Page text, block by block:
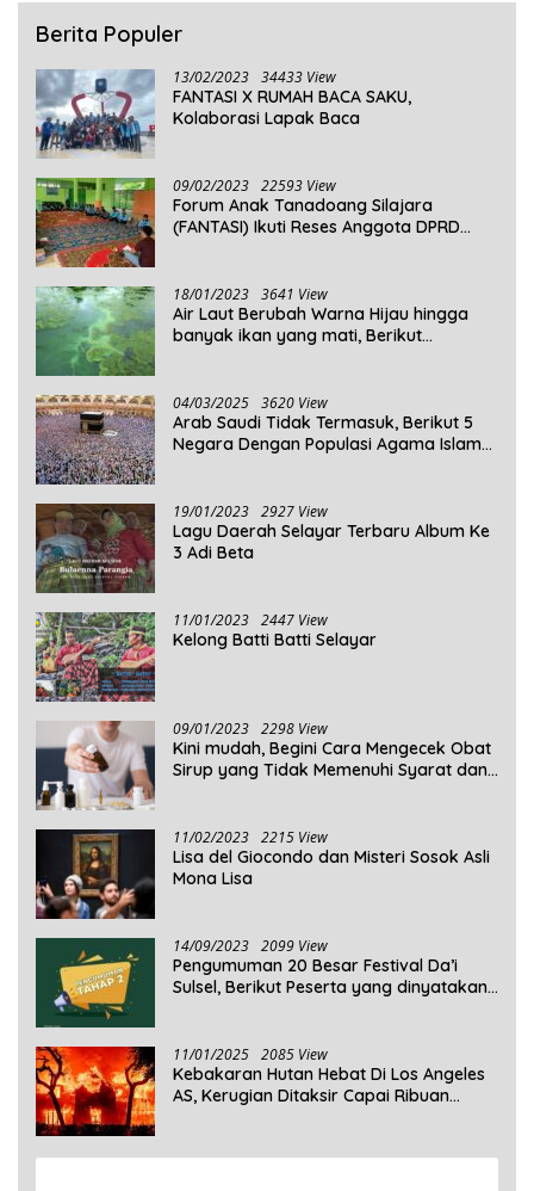
Berita Populer
13/02/2023 34433 View
FANTASI X RUMAH BACA SAKU,
Kolaborasi Lapak Baca
09/02/2023 22593 View
Forum Anak Tanadoang Silajara
(FANTASI) Ikuti Reses Anggota DPRD
18/01/2023 3641 View
Air Laut Berubah Warna Hijau hingga
banyak ikan yang mati, Berikut
04/03/2025 3620 View
Arab Saudi Tidak Termasuk, Berikut 5
Negara Dengan Populasi Agama Islam
19/01/2023 2927 View
Lagu Daerah Selayar Terbaru Album Ke
3 Adi Beta
11/01/2023 2447 View
Kelong Batti Batti Selayar
09/01/2023 2298 View
Kini mudah, Begini Cara Mengecek Obat
Sirup yang Tidak Memenuhi Syarat dan
11/02/2023 2215 View
Lisa del Giocondo dan Misteri Sosok Asli
Mona Lisa
14/09/2023 2099 View
Pengumuman 20 Besar Festival Da’i
Sulsel, Berikut Peserta yang dinyatakan
11/01/2025 2085 View
Kebakaran Hutan Hebat Di Los Angeles
AS, Kerugian Ditaksir Capai Ribuan